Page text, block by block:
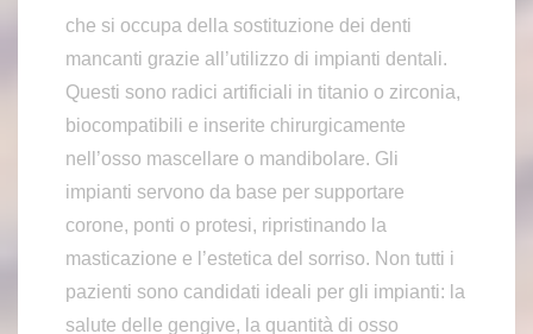
che si occupa della sostituzione dei denti
mancanti grazie all’utilizzo di impianti dentali.
Questi sono radici artificiali in titanio o zirconia,
biocompatibili e inserite chirurgicamente
nell’osso mascellare o mandibolare. Gli
impianti servono da base per supportare
corone, ponti o protesi, ripristinando la
masticazione e l’estetica del sorriso. Non tutti i
pazienti sono candidati ideali per gli impianti: la
salute delle gengive, la quantità di osso